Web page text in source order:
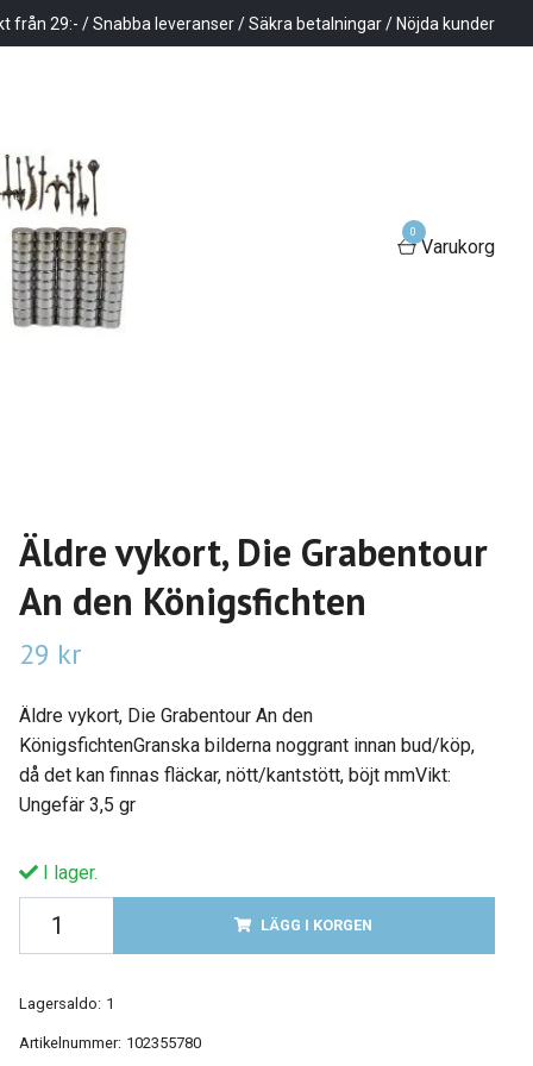
från 29:- / Snabba leveranser / Säkra betalningar / Nöjda kunder
0
Varukorg
Äldre vykort, Die Grabentour
An den Königsfichten
29 kr
Äldre vykort, Die Grabentour An den
KönigsfichtenGranska bilderna noggrant innan bud/köp,
då det kan finnas fläckar, nött/kantstött, böjt mmVikt:
Ungefär 3,5 gr
I lager.
LÄGG I KORGEN
Lagersaldo: 1
Artikelnummer: 102355780